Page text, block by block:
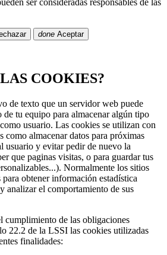
ser consideradas responsables de las
done Aceptar
COOKIES?
de texto que un servidor web puede
de tu equipo para almacenar algún tipo
usuario. Las cookies se utilizan con
como almacenar datos para próximas
usuario y evitar pedir de nuevo la
que paginas visitas, o para guardar tus
Normalmente los sitios
obtener información estadística
analizar el comportamiento de sus
cumplimiento de las obligaciones
22.2 de la LSSI las cookies utilizadas
finalidades: